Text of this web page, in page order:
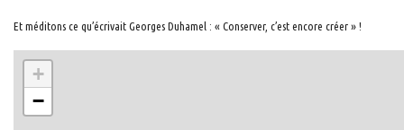
Et méditons ce qu’écrivait Georges Duhamel : « Conserver, c’est encore créer » !
+
−